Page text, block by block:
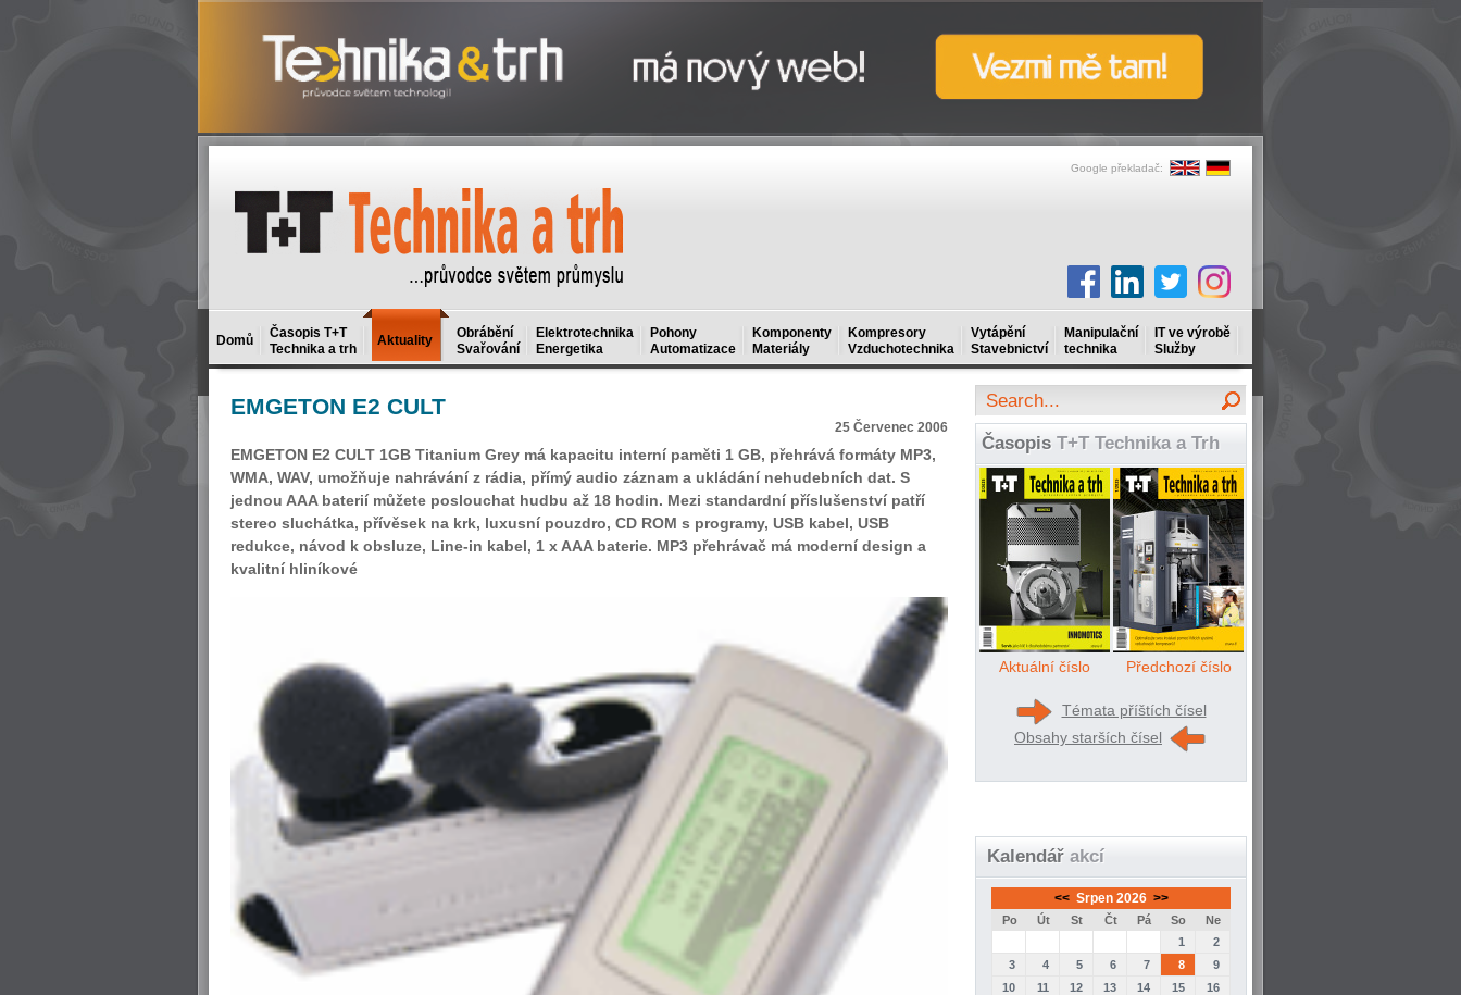
Google překladač:
Domů
Časopis T+T
Technika a trh
Aktuality
Obrábění
Svařování
Elektrotechnika
Energetika
Pohony
Automatizace
Komponenty
Materiály
Kompresory
Vzduchotechnika
Vytápění
Stavebnictví
Manipulační
technika
IT ve výrobě
Služby
EMGETON E2 CULT
25 Červenec 2006
EMGETON E2 CULT 1GB Titanium Grey má kapacitu interní paměti 1 GB, přehrává formáty MP3,
WMA, WAV, umožňuje nahrávání z rádia, přímý audio záznam a ukládání nehudebních dat. S
jednou AAA baterií můžete poslouchat hudbu až 18 hodin. Mezi standardní příslušenství patří
stereo sluchátka, přívěsek na krk, luxusní pouzdro, CD ROM s programy, USB kabel, USB
redukce, návod k obsluze, Line-in kabel, 1 x AAA baterie. MP3 přehrávač má moderní design a
kvalitní hliníkové
Časopis T+T Technika a Trh
Aktuální číslo Předchozí číslo
Témata příštích čísel
Obsahy starších čísel
Kalendář akcí
<< Srpen 2026 >>
Po Út St Čt Pá So
Ne
1
2
3
4 5 6 7 8
9
10
11 12 13 14 15
16